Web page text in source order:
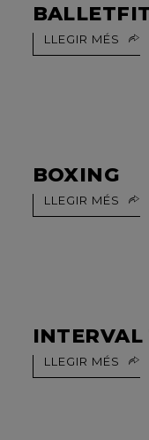
LLEGIR MÉS
BOXING
LLEGIR MÉS
LLEGIR MÉS